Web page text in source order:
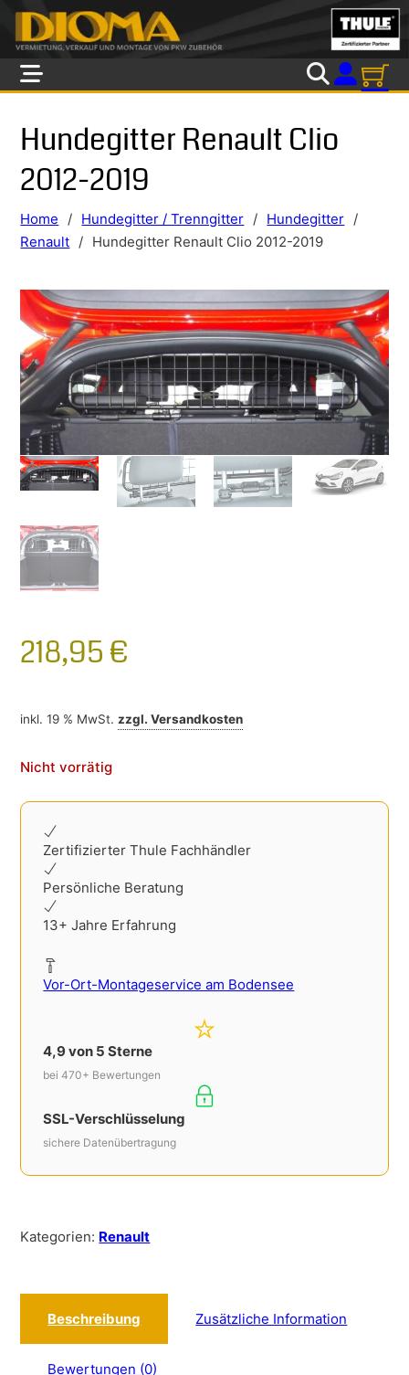
Skip to main content
Skip to footer
Hundegitter Renault Clio
2012-2019
Home / Hundegitter / Trenngitter / Hundegitter /
Renault / Hundegitter Renault Clio 2012-2019
218,95 €
inkl. 19 % MwSt. zzgl.Versandkosten
Nicht vorrätig
Zertifizierter Thule Fachhändler
Persönliche Beratung
13+ Jahre Erfahrung
Vor-Ort-Montageservice am Bodensee
4,9 von 5 Sterne
bei 470+ Bewertungen
SSL-Verschlüsselung
sichere Datenübertragung
Kategorien: Renault
Beschreibung Zusätzliche Information
Bewertungen (0)